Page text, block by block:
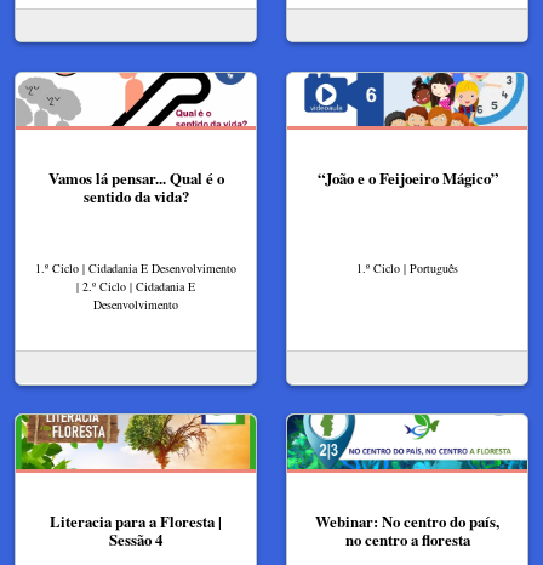
Vamos lá pensar... Qual é o
sentido da vida?
1.º Ciclo | Cidadania E Desenvolvimento
| 2.º Ciclo | Cidadania E
Desenvolvimento
“João e o Feijoeiro Mágico”
1.º Ciclo | Português
Literacia para a Floresta |
Sessão 4
Webinar: No centro do país,
no centro a floresta